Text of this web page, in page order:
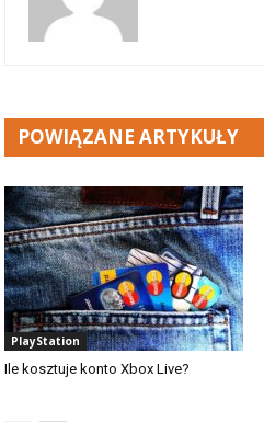
POWIĄZANE ARTYKUŁY
PlayStation
Ile kosztuje konto Xbox Live?